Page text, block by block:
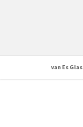
van Es Glas